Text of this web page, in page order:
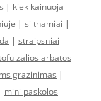
| kiek kainuoja
| siltnamiai |
| straipsniai
zalios arbatos
grazinimas |
mini paskolos